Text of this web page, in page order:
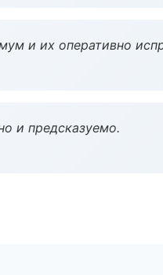
и их оперативно
и предсказуемо.